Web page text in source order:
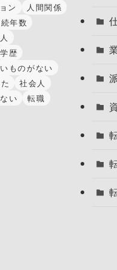
ン
人間関係
年数
学歴
ものがない
社会人
い
転職